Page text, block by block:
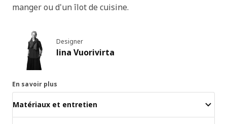
manger ou d'un îlot de cuisine.
Designer
Iina Vuorivirta
En savoir plus
Matériaux et entretien